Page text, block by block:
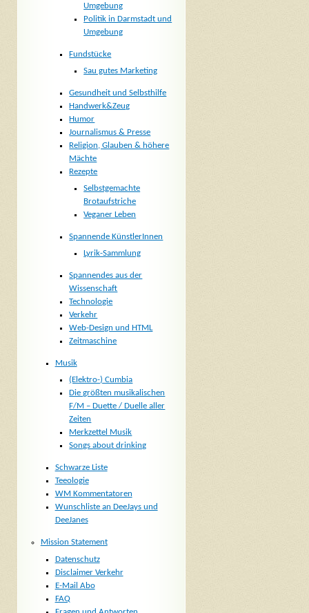
Umgebung
Politik in Darmstadt und
Umgebung
Fundstücke
Sau gutes Marketing
Gesundheit und Selbsthilfe
Handwerk&Zeug
Humor
Journalismus & Presse
Religion, Glauben & höhere
Mächte
Rezepte
Selbstgemachte
Brotaufstriche
Veganer Leben
Spannende KünstlerInnen
Lyrik-Sammlung
Spannendes aus der
Wissenschaft
Technologie
Verkehr
Web-Design und HTML
Zeitmaschine
Musik
(Elektro-) Cumbia
Die größten musikalischen
F/M – Duette / Duelle aller
Zeiten
Merkzettel Musik
Songs about drinking
Schwarze Liste
Teeologie
WM Kommentatoren
Wunschliste an DeeJays und
DeeJanes
Mission Statement
Datenschutz
Disclaimer Verkehr
E-Mail Abo
FAQ